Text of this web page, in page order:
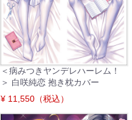
＜病みつきヤンデレハーレム！
＞ 白咲純恋 抱き枕カバー
¥ 11,550（税込）